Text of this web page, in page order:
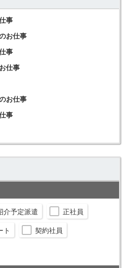
事
お仕事
事
仕事
お仕事
事
介予定派遣 正社員
ト 契約社員